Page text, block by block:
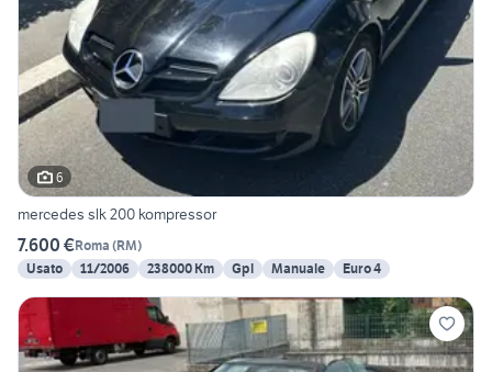
6
mercedes slk 200 kompressor
7.600 €Roma (RM)
Usato
11/2006 238000 Km Gpl Manuale Euro 4